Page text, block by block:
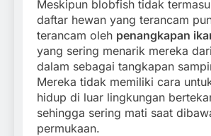
Meskipun blobfish tidak
daftar hewan yang terancam
terancam oleh penangkapan
yang sering menarik mereka
dalam sebagai tangkapan
Mereka tidak memiliki cara
hidup di luar lingkungan
sehingga sering mati saat
permukaan.